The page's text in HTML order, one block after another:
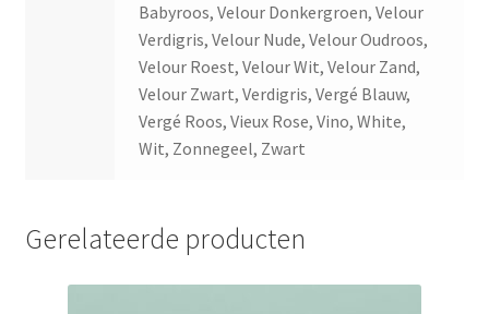
Babyroos, Velour Donkergroen, Velour
Verdigris, Velour Nude, Velour Oudroos,
Velour Roest, Velour Wit, Velour Zand,
Velour Zwart, Verdigris, Vergé Blauw,
Vergé Roos, Vieux Rose, Vino, White,
Wit, Zonnegeel, Zwart
Gerelateerde producten